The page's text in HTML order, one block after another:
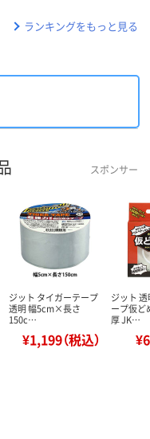
ランキングをもっと見る
スポンサー
ジット タイガーテープ
透明 幅5cm×長さ
150c…
¥1,199（税込）
ジット
ープ仮ど
厚 JK…